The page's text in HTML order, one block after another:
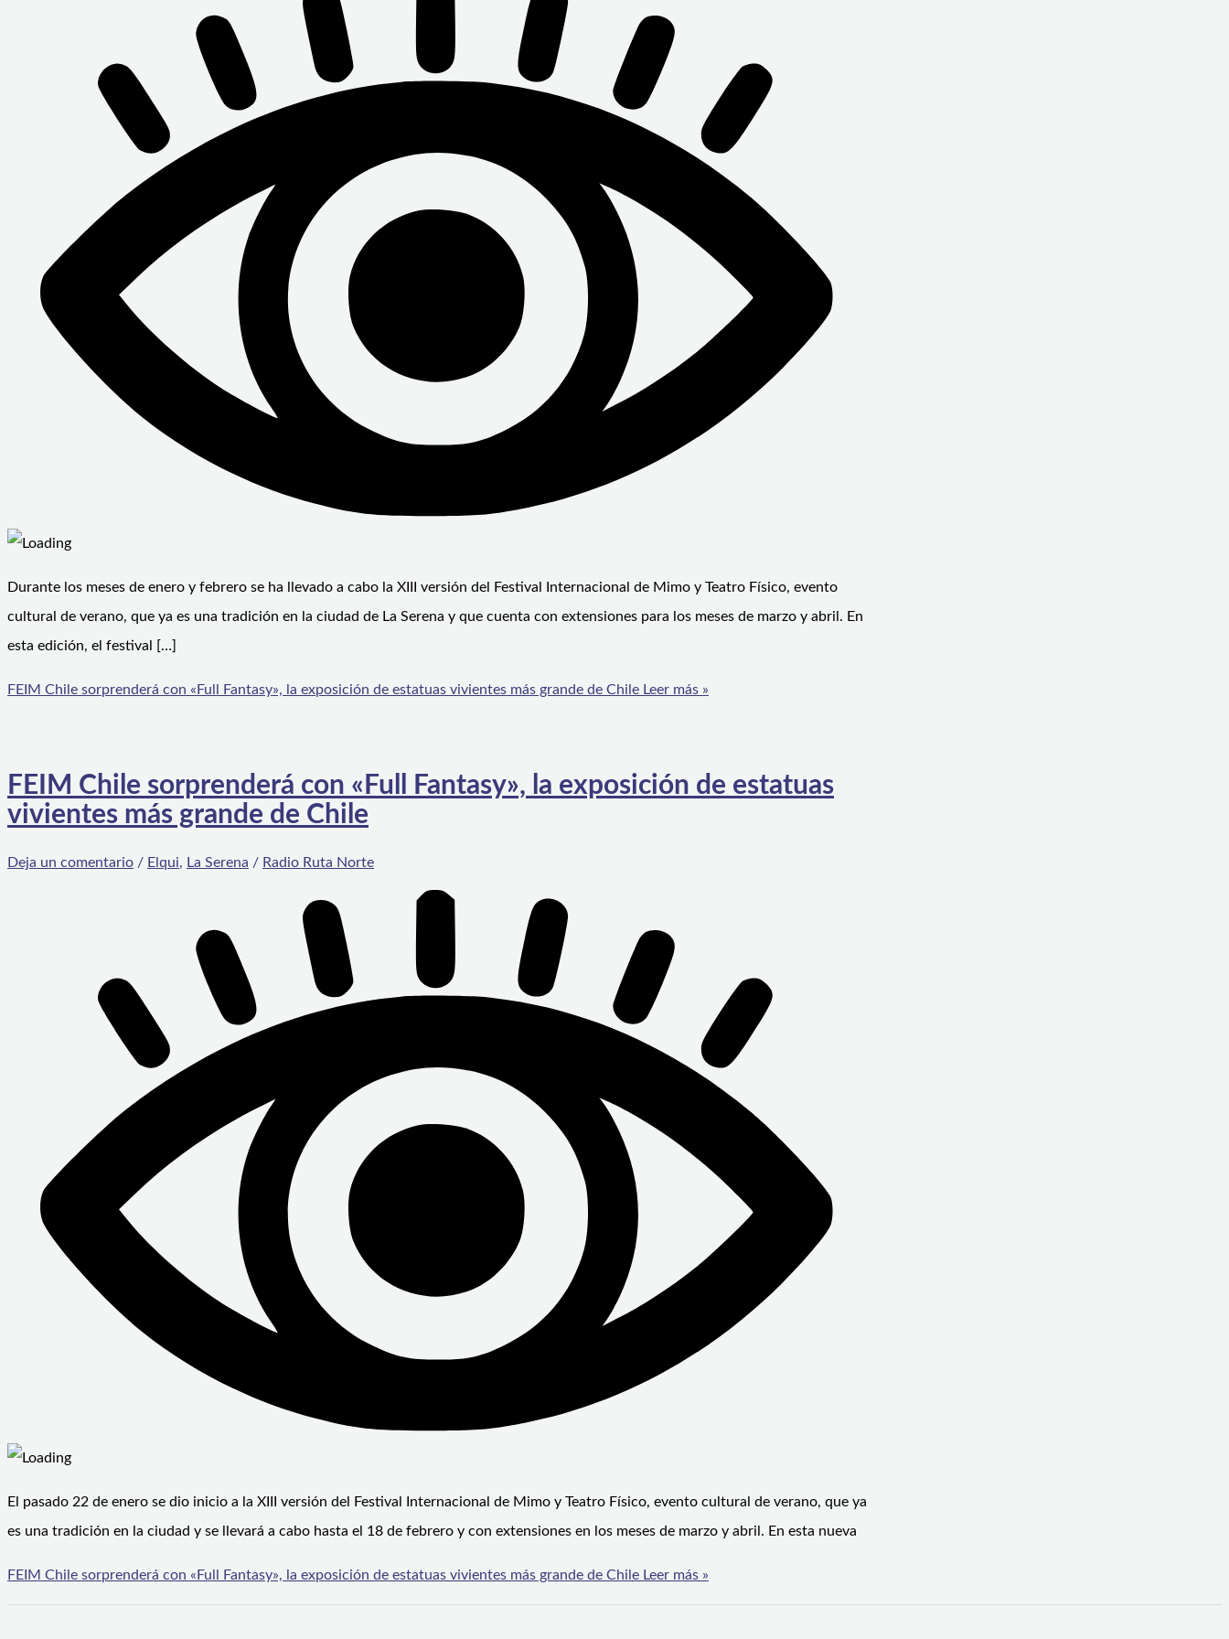
Durante los meses de enero y febrero se ha llevado a cabo la XIII versión del Festival Internacional de Mimo y Teatro Físico, evento
cultural de verano, que ya es una tradición en la ciudad de La Serena y que cuenta con extensiones para los meses de marzo y abril. En
esta edición, el festival […]
FEIM Chile sorprenderá con «Full Fantasy», la exposición de estatuas vivientes más grande de Chile Leer más »
FEIM Chile sorprenderá con «Full Fantasy», la exposición de estatuas
vivientes más grande de Chile
Deja un comentario / Elqui, La Serena / Radio Ruta Norte
El pasado 22 de enero se dio inicio a la XIII versión del Festival Internacional de Mimo y Teatro Físico, evento cultural de verano, que ya
es una tradición en la ciudad y se llevará a cabo hasta el 18 de febrero y con extensiones en los meses de marzo y abril. En esta nueva
FEIM Chile sorprenderá con «Full Fantasy», la exposición de estatuas vivientes más grande de Chile Leer más »